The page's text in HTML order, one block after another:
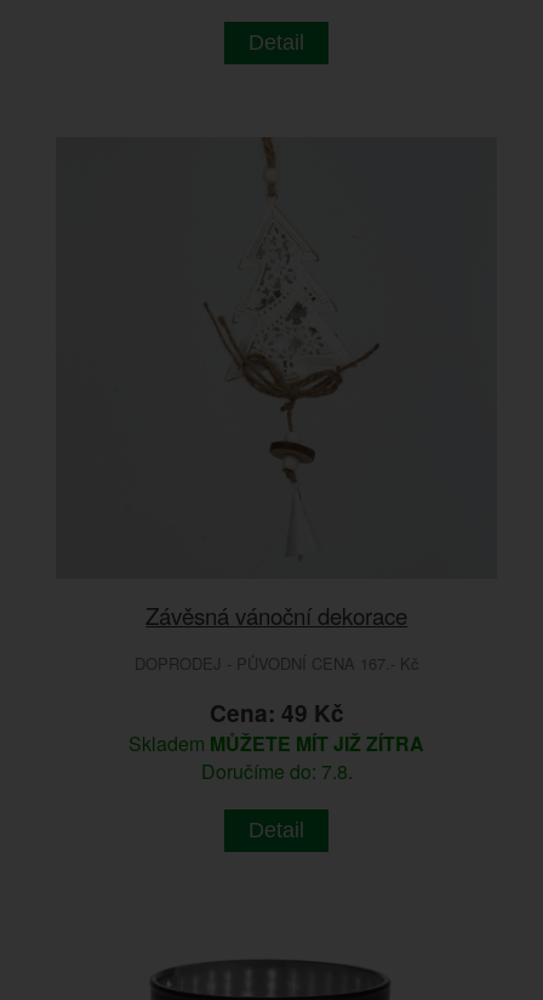
Detail
Závěsná vánoční dekorace
DOPRODEJ - PŮVODNÍ CENA 167.- Kč
Cena: 49 Kč
Skladem MŮŽETE MÍT JIŽ ZÍTRA
Doručíme do: 7.8.
Detail